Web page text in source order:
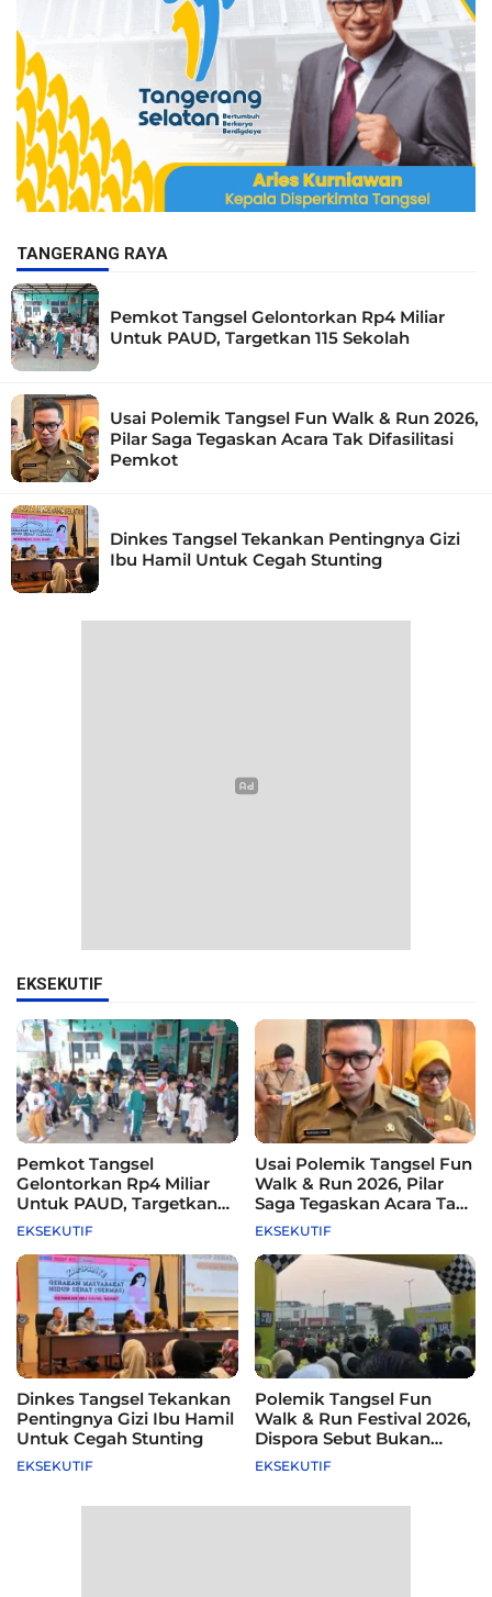
TANGERANG RAYA
Pemkot Tangsel Gelontorkan Rp4 Miliar
Untuk PAUD, Targetkan 115 Sekolah
Usai Polemik Tangsel Fun Walk & Run 2026,
Pilar Saga Tegaskan Acara Tak Difasilitasi
Pemkot
Dinkes Tangsel Tekankan Pentingnya Gizi
Ibu Hamil Untuk Cegah Stunting
EKSEKUTIF
Pemkot Tangsel
Gelontorkan Rp4 Miliar
Untuk PAUD, Targetkan
115 Sekolah
EKSEKUTIF
Usai Polemik Tangsel Fun
Walk & Run 2026, Pilar
Saga Tegaskan Acara Tak
Difasilitasi Pemkot
EKSEKUTIF
Dinkes Tangsel Tekankan
Pentingnya Gizi Ibu Hamil
Untuk Cegah Stunting
EKSEKUTIF
Polemik Tangsel Fun
Walk & Run Festival 2026,
Dispora Sebut Bukan
Agenda Pemkot
EKSEKUTIF